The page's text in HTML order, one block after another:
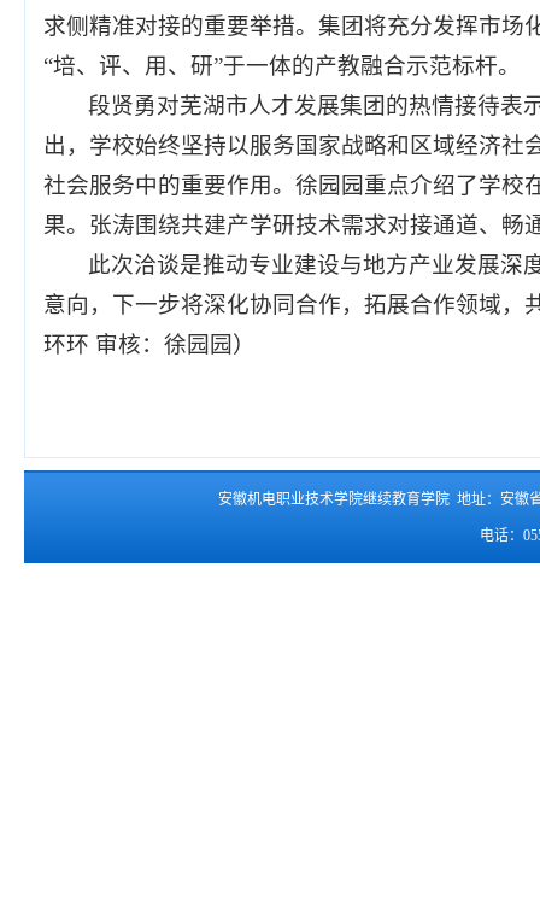
求侧精准对接的重要举措。集团将充分发挥市
“培、评、用、研”于一体的产教融合示范标杆。
段贤勇对芜湖市人才发展集团的热情接待表
出，学校始终坚持以服务国家战略和区域经济
社会服务中的重要作用。徐园园重点介绍了学
果。张涛围绕共建产学研技术需求对接通道、
此次洽谈是推动专业建设与地方产业发展深
意向，下一步将深化协同合作，拓展合作领域
环环 审核：徐园园）
安徽机电职业技术学院继续教育学院 地址：安徽
电话：